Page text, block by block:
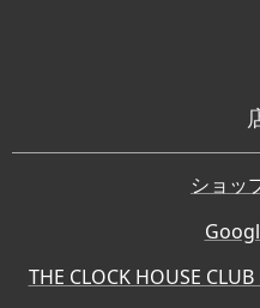
ショッ
THE CLOCK HOUSE